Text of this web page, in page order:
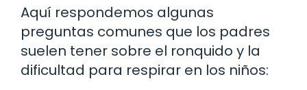
Aquí respondemos algunas
preguntas comunes que los padres
suelen tener sobre el ronquido y la
dificultad para respirar en los niños: